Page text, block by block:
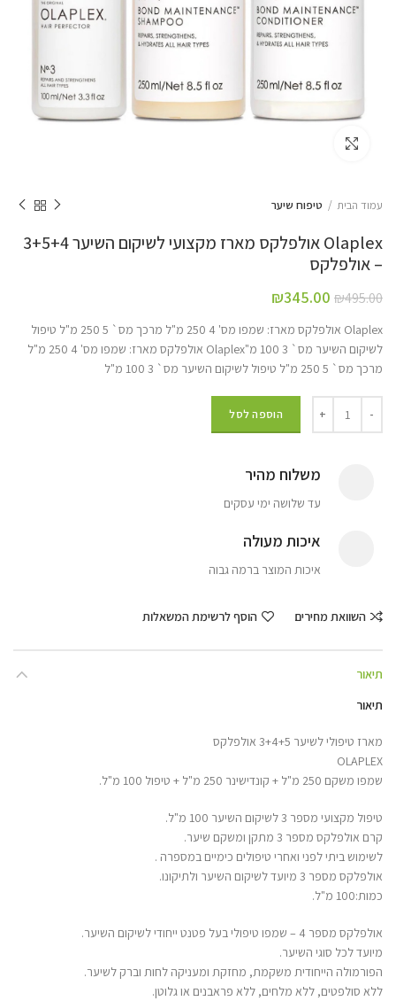
עמוד הבית טיפוח שיער
Olaplex אולפלקס מארז מקצועי לשיקום השיער 3+5+4
– אולפלקס
₪495.00
₪345.00
Olaplex אולפלקס מארז: שמפו מס' 4 250 מ"ל מרכך מס` 5 250 מ"ל טיפול
לשיקום השיער מס` 3 100 מ"Olaplex אולפלקס מארז: שמפו מס' 4 250 מ"ל
מרכך מס` 5 250 מ"ל טיפול לשיקום השיער מס` 3 100 מ"ל
הוספה לסל
משלוח מהיר
עד שלושה ימי עסקים
איכות מעולה
איכות המוצר ברמה גבוה
השוואת מחירים הוסף לרשימת המשאלות
תיאור
תיאור
מארז טיפולי לשיער 3+4+5 אולפלקס
OLAPLEX
שמפו משקם 250 מ"ל + קונדישינר 250 מ"ל + טיפול 100 מ"ל.
טיפול מקצועי מספר 3 לשיקום השיער 100 מ"ל.
קרם אולפלקס מספר 3 מתקן ומשקם שיער.
לשימוש ביתי לפני ואחרי טיפולים כימיים במספרה .
אולפלקס מספר 3 מיועד לשיקום השיער ולתיקונו.
כמות:100 מ"ל.
אולפלקס מספר 4 – שמפו טיפולי בעל פטנט ייחודי לשיקום השיער.
מיועד לכל סוגי השיער.
הפורמולה הייחודית משקמת, מחזקת ומעניקה לחות וברק לשיער.
ללא סולפטים, ללא מלחים, ללא פראבנים או גלוטן.